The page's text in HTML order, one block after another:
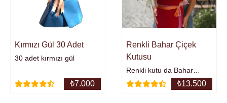
Kırmızı Gül 30 Adet
30 adet kırmızı gül
₺7.000
Renkli Bahar Çiçek
Kutusu
Renkli kutu da Bahar
esitisi...Mevsim
çiçeklerinden kutuda
₺13.500